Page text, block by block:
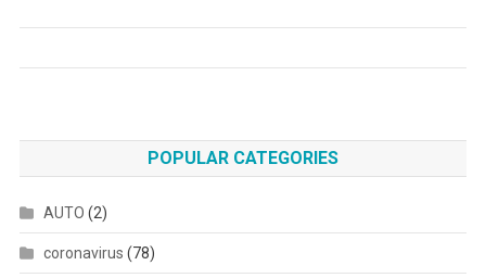
POPULAR CATEGORIES
AUTO (2)
coronavirus (78)